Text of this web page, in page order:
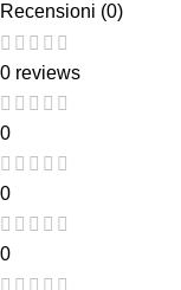
Recensioni (0)
0 reviews
0
0
0